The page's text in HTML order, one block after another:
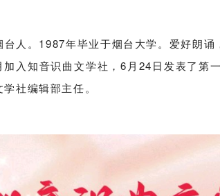
人。1987年毕业于烟台大学。爱好朗
入知音识曲文学社，6月24日发表了第
社编辑部主任。